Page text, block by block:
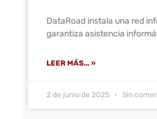
DataRoad instala una red
garantiza asistencia
LEER MÁS... »
2 de junio de 2025 Sin